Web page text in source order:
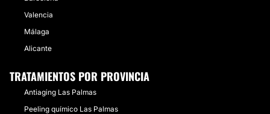
Valencia
Málaga
Alicante
TRATAMIENTOS POR PROVINCIA
Antiaging Las Palmas
Peeling químico Las Palmas